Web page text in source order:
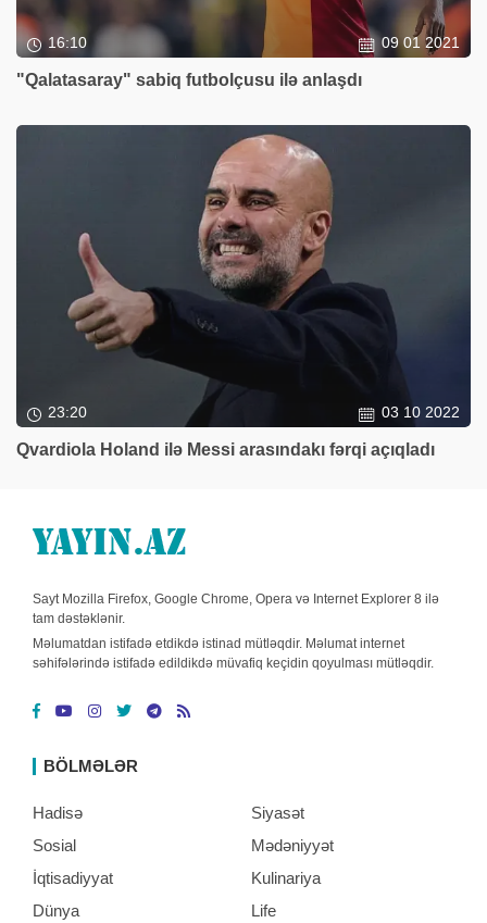
16:10 09 01 2021
"Qalatasaray" sabiq futbolçusu ilə anlaşdı
23:20 03 10 2022
Qvardiola Holand ilə Messi arasındakı fərqi açıqladı
Sayt Mozilla Firefox, Google Chrome, Opera və Internet Explorer 8 ilə
tam dəstəklənir.
Məlumatdan istifadə etdikdə istinad mütləqdir. Məlumat internet
səhifələrində istifadə edildikdə müvafiq keçidin qoyulması mütləqdir.
BÖLMƏLƏR
Hadisə
Sosial
İqtisadiyyat
Dünya
Siyasət
Mədəniyyət
Kulinariya
Life